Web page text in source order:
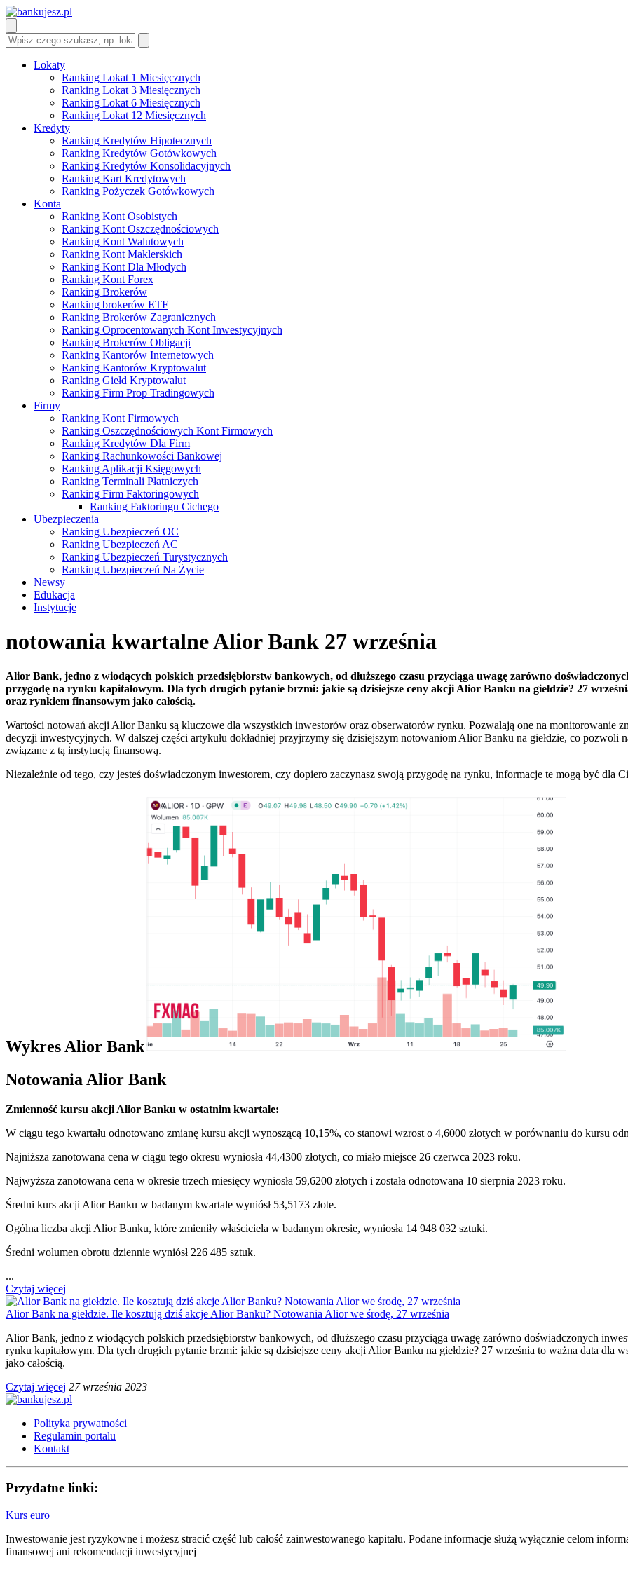
Lokaty
Ranking Lokat 1 Miesięcznych
Ranking Lokat 3 Miesięcznych
Ranking Lokat 6 Miesięcznych
Ranking Lokat 12 Miesięcznych
Kredyty
Ranking Kredytów Hipotecznych
Ranking Kredytów Gotówkowych
Ranking Kredytów Konsolidacyjnych
Ranking Kart Kredytowych
Ranking Pożyczek Gotówkowych
Konta
Ranking Kont Osobistych
Ranking Kont Oszczędnościowych
Ranking Kont Walutowych
Ranking Kont Maklerskich
Ranking Kont Dla Młodych
Ranking Kont Forex
Ranking Brokerów
Ranking brokerów ETF
Ranking Brokerów Zagranicznych
Ranking Oprocentowanych Kont Inwestycyjnych
Ranking Brokerów Obligacji
Ranking Kantorów Internetowych
Ranking Kantorów Kryptowalut
Ranking Giełd Kryptowalut
Ranking Firm Prop Tradingowych
Firmy
Ranking Kont Firmowych
Ranking Oszczędnościowych Kont Firmowych
Ranking Kredytów Dla Firm
Ranking Rachunkowości Bankowej
Ranking Aplikacji Księgowych
Ranking Terminali Płatniczych
Ranking Firm Faktoringowych
Ranking Faktoringu Cichego
Ubezpieczenia
Ranking Ubezpieczeń OC
Ranking Ubezpieczeń AC
Ranking Ubezpieczeń Turystycznych
Ranking Ubezpieczeń Na Życie
Newsy
Edukacja
Instytucje
notowania kwartalne Alior Bank 27 września
Alior Bank, jedno z wiodących polskich przedsiębiorstw bankowych, od dłuższego czasu przyciąga uwagę zarówno
przygodę na rynku kapitałowym. Dla tych drugich pytanie brzmi: jakie są dzisiejsze ceny akcji Alior Banku na giełdzie? 27
oraz rynkiem finansowym jako całością.
Wartości notowań akcji Alior Banku są kluczowe dla wszystkich inwestorów oraz obserwatorów rynku. Pozwalają one na monitorowanie
decyzji inwestycyjnych. W dalszej części artykułu dokładniej przyjrzymy się dzisiejszym notowaniom Alior Banku na giełdzie, co pozwoli
związane z tą instytucją finansową.
Niezależnie od tego, czy jesteś doświadczonym inwestorem, czy dopiero zaczynasz swoją przygodę na rynku, informacje te mogą być dla
Wykres Alior Bank
Notowania Alior Bank
Zmienność kursu akcji Alior Banku w ostatnim kwartale:
W ciągu tego kwartału odnotowano zmianę kursu akcji wynoszącą 10,15%, co stanowi wzrost o 4,6000 złotych w porównaniu do kursu
Najniższa zanotowana cena w ciągu tego okresu wyniosła 44,4300 złotych, co miało miejsce 26 czerwca 2023 roku.
Najwyższa zanotowana cena w okresie trzech miesięcy wyniosła 59,6200 złotych i została odnotowana 10 sierpnia 2023 roku.
Średni kurs akcji Alior Banku w badanym kwartale wyniósł 53,5173 złote.
Ogólna liczba akcji Alior Banku, które zmieniły właściciela w badanym okresie, wyniosła 14 948 032 sztuki.
Średni wolumen obrotu dziennie wyniósł 226 485 sztuk.
...
Czytaj więcej
Alior Bank na giełdzie. Ile kosztują dziś akcje Alior Banku? Notowania Alior we środę, 27 września
Alior Bank, jedno z wiodących polskich przedsiębiorstw bankowych, od dłuższego czasu przyciąga uwagę zarówno doświadczonych
rynku kapitałowym. Dla tych drugich pytanie brzmi: jakie są dzisiejsze ceny akcji Alior Banku na giełdzie? 27 września to ważna data dla
jako całością.
Czytaj więcej 27 września 2023
Polityka prywatności
Regulamin portalu
Kontakt
Przydatne linki:
Kurs euro
Inwestowanie jest ryzykowne i możesz stracić część lub całość zainwestowanego kapitału. Podane informacje służą wyłącznie celom
finansowej ani rekomendacji inwestycyjnej